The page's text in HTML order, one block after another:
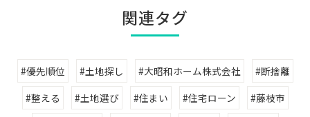
関連タグ
#優先順位 #土地探し #大昭和ホーム株式会社
#断捨離
#整える
#土地選び #住まい #住宅ローン
#藤枝市